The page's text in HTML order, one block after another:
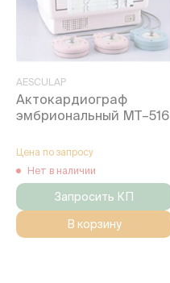
AESCULAP
Актокардиограф
эмбриональный МТ–516
Цена по запросу
Нет в наличии
Запросить КП
В корзину